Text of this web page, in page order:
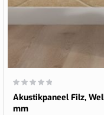
Wertung:
0%
Akustikpaneel Filz,
mm